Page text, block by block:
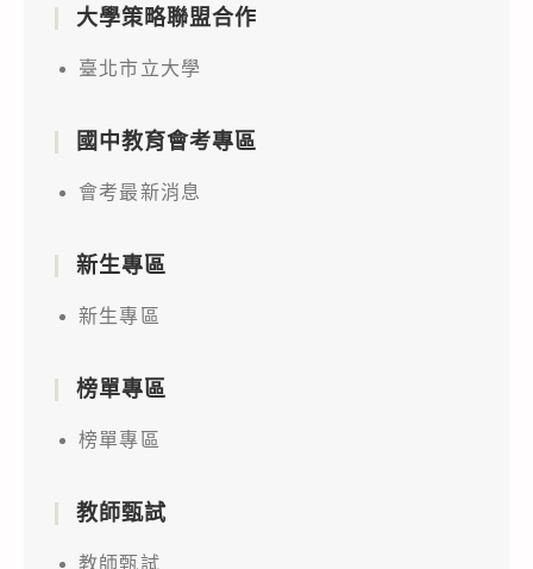
大學策略聯盟合作
臺北市立大學
國中教育會考專區
會考最新消息
新生專區
新生專區
榜單專區
榜單專區
教師甄試
教師甄試